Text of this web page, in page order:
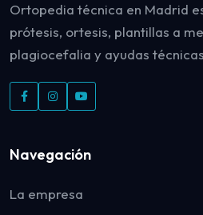
Ortopedia técnica en Madrid
prótesis, ortesis, plantillas a
plagiocefalia y ayudas
Navegación
La empresa